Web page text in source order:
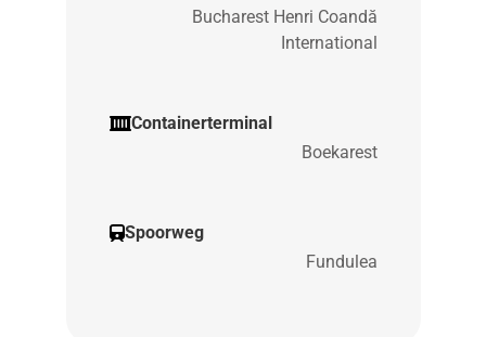
Bucharest Henri Coandă
International
Containerterminal
Boekarest
Spoorweg
Fundulea